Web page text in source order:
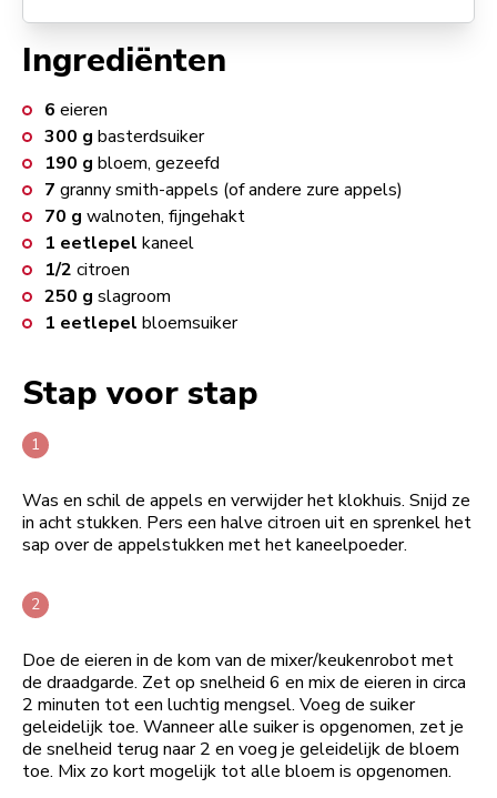
Ingrediënten
6 eieren
300 g basterdsuiker
190 g bloem, gezeefd
7 granny smith-appels (of andere zure appels)
70 g walnoten, fijngehakt
1 eetlepel kaneel
1/2 citroen
250 g slagroom
1 eetlepel bloemsuiker
Stap voor stap
Was en schil de appels en verwijder het klokhuis. Snijd ze
in acht stukken. Pers een halve citroen uit en sprenkel het
sap over de appelstukken met het kaneelpoeder.
Doe de eieren in de kom van de mixer/keukenrobot met
de draadgarde. Zet op snelheid 6 en mix de eieren in circa
2 minuten tot een luchtig mengsel. Voeg de suiker
geleidelijk toe. Wanneer alle suiker is opgenomen, zet je
de snelheid terug naar 2 en voeg je geleidelijk de bloem
toe. Mix zo kort mogelijk tot alle bloem is opgenomen.